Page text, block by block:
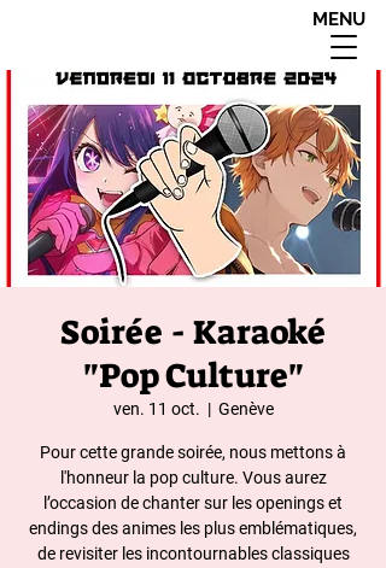
MENU
Soirée - Karaoké
"Pop Culture"
ven. 11 oct.
  |
Genève
Pour cette grande soirée, nous mettons à
l'honneur la pop culture. Vous aurez
l’occasion de chanter sur les openings et
endings des animes les plus emblématiques,
de revisiter les incontournables classiques